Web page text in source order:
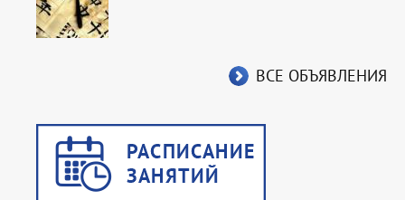
ВСЕ ОБЪЯВЛЕНИЯ